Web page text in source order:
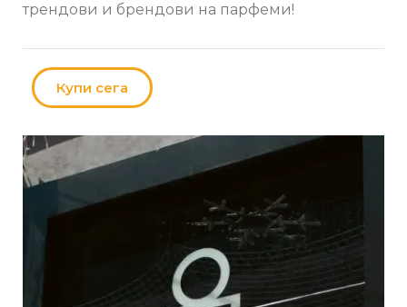
трендови и брендови на парфеми!
Купи сега